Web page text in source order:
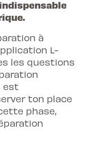
à
L-
les questions
est
ton place
phase,